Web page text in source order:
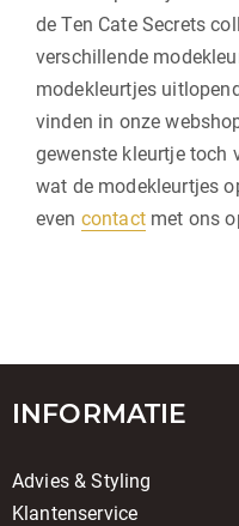
de Ten Cate Secrets
verschillende
modekleurtjes
vinden in onze
gewenste kleurtje toch
wat de modekleurtjes
even contactmet ons
INFORMATIE
Advies & Styling
Klantenservice